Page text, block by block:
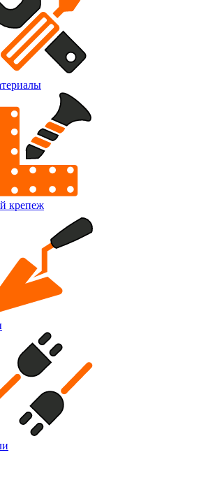
крепеж